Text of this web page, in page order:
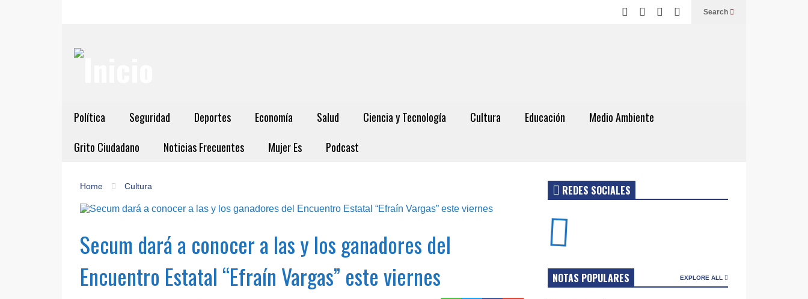
Search
Política Seguridad Deportes Economía Salud Ciencia y Tecnología Cultura Educación
Medio Ambiente
Grito Ciudadano
Noticias Frecuentes Mujer Es Podcast
Home Cultura
Secum dará a conocer a las y los ganadores del
Encuentro Estatal “Efraín Vargas” este viernes
REDES SOCIALES
NOTAS POPULARES EXPLORE ALL